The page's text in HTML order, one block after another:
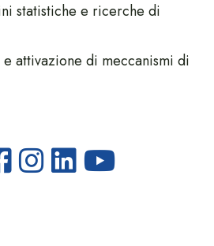
statistiche e ricerche di
attivazione di meccanismi di